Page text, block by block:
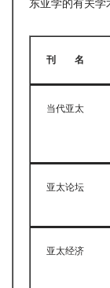
东亚学的有关学
刊 名
当代亚太
亚太论坛
亚太经济